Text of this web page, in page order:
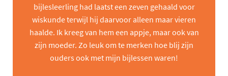
bijlesleerling had laatst een zeven gehaald voor
wiskunde terwijl hij daarvoor alleen maar vieren
haalde. Ik kreeg van hem een appje, maar ook van
zijn moeder. Zo leuk om te merken hoe blij zijn
ouders ook met mijn bijlessen waren!